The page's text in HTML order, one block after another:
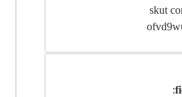
skut
: